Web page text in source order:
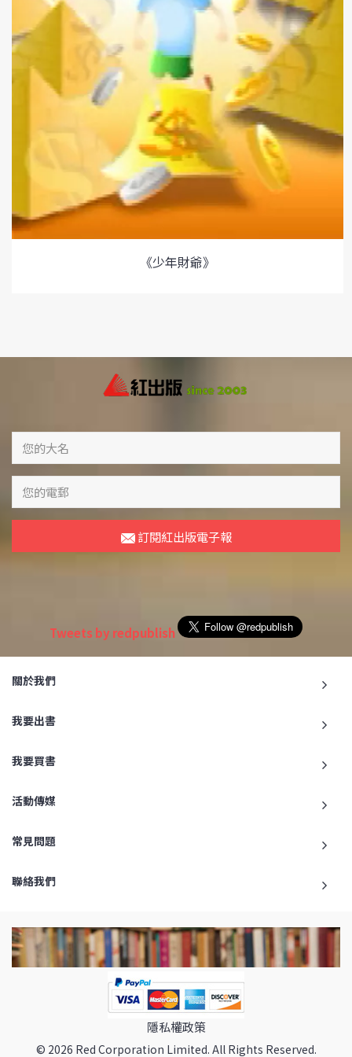
《少年財爺》
訂閱紅出版電子報
Tweets by redpublish
關於我們
我要出書
我要買書
活動傳媒
常見問題
聯絡我們
隱私權政策
© 2026 Red Corporation Limited. All Rights Reserved.